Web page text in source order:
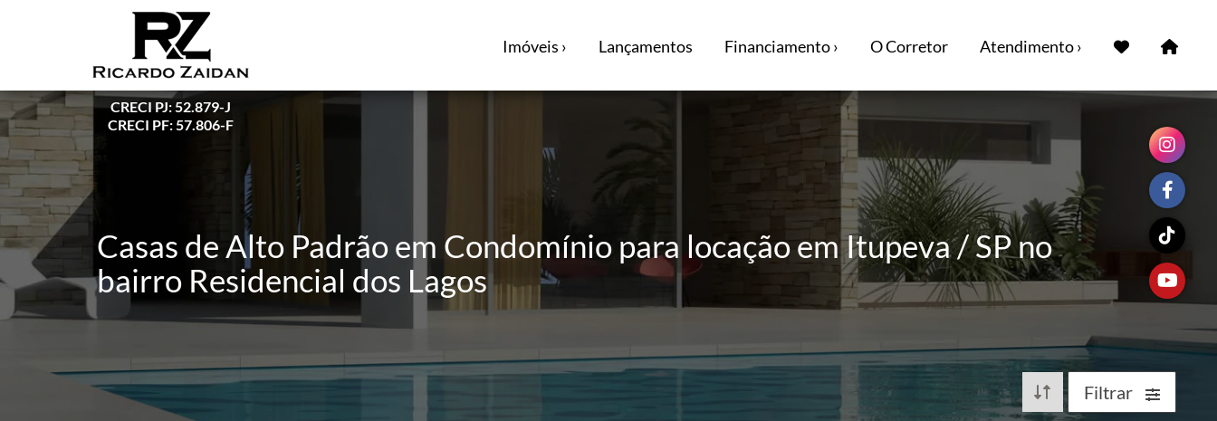
CRECI PJ: 52.879-J
CRECI PF: 57.806-F
Imóveis › Lançamentos Financiamento › O Corretor Atendimento ›
Casas de Alto Padrão em Condomínio para locação em Itupeva / SP no
bairro Residencial dos Lagos
Filtrar